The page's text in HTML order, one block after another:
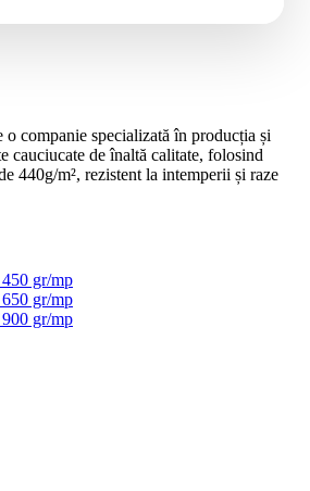
o companie specializată în producția și
cauciucate de înaltă calitate, folosind
440g/m², rezistent la intemperii și raze
450 gr/mp
650 gr/mp
900 gr/mp